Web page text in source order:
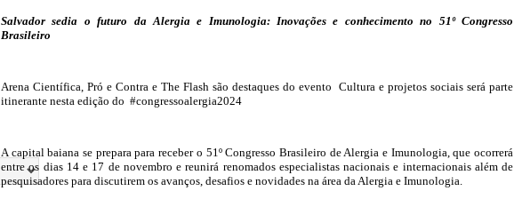
Salvador sedia o futuro da Alergia e Imunologia: Inovações e conhecimento no 51º Congresso
Brasileiro
Arena Científica, Pró e Contra e The Flash são destaques do evento Cultura e projetos sociais será parte
itinerante nesta edição do #congressoalergia2024
A capital baiana se prepara para receber o 51º Congresso Brasileiro de Alergia e Imunologia, que ocorrerá
entre os dias 14 e 17 de novembro e reunirá renomados especialistas nacionais e internacionais além de
pesquisadores para discutirem os avanços, desafios e novidades na área da Alergia e Imunologia.